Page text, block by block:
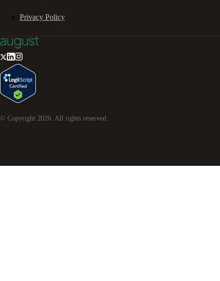
Privacy Policy
© Copyright 2026 . All rights reserved.